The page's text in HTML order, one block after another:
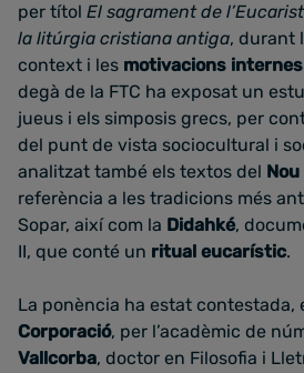
per títol El sagrament de
la litúrgia cristiana antiga, durant
context i les motivacions internes
degà de la FTC ha exposat un
jueus i els simposis grecs, per
del punt de vista sociocultural i
analitzat també els textos del
referència a les tradicions més
Sopar, així com la Didahké,
II, que conté un ritual eucarístic.
La ponència ha estat contestada,
Corporació, per l’acadèmic de
Vallcorba, doctor en Filosofia i